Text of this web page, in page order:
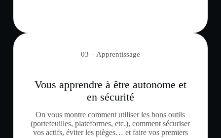
03 – Apprentissage
Vous apprendre à être autonome et
en sécurité
On vous montre comment utiliser les bons outils
(portefeuilles, plateformes, etc.), comment sécuriser
vos actifs, éviter les pièges… et faire vos premiers